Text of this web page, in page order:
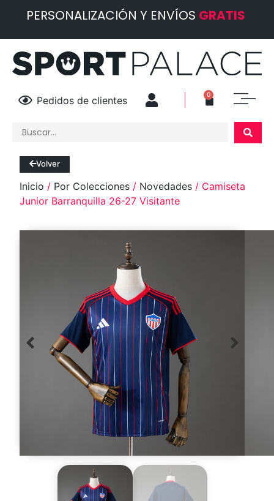
PERSONALIZACIÓN Y ENVÍOS GRATIS
Pedidos de clientes 0
Volver
Inicio / Por Colecciones / Novedades / Camiseta
Junior Barranquilla 26-27 Visitante